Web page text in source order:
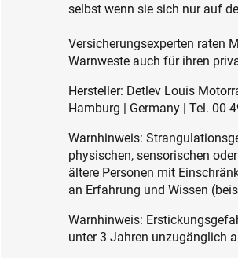
selbst wenn sie sich nur auf
Versicherungsexperten raten
Warnweste auch für ihren
Hersteller: Detlev Louis
Hamburg | Germany | Tel. 00
Warnhinweis:
physischen, sensorischen
ältere Personen mit
an Erfahrung und Wissen
Warnhinweis:
unter 3 Jahren unzugänglich